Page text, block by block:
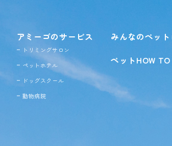
アミーゴのサービス
トリミングサロン
ペットホテル
ドッグスクール
動物病院
みんなのペッ
ペットHOW TO